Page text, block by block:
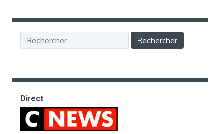
Rechercher :
Direct